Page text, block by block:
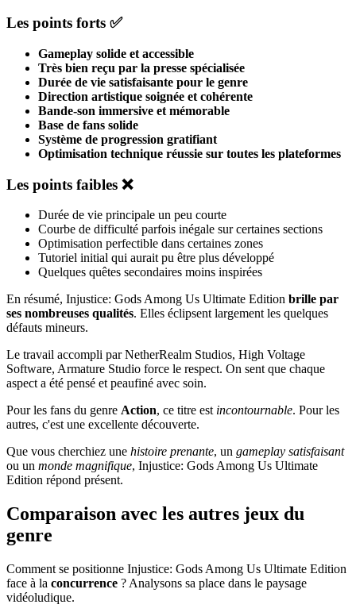
Les points forts ✅
Gameplay solide et accessible
Très bien reçu par la presse spécialisée
Durée de vie satisfaisante pour le genre
Direction artistique soignée et cohérente
Bande-son immersive et mémorable
Base de fans solide
Système de progression gratifiant
Optimisation technique réussie sur toutes les plateformes
Les points faibles ❌
Durée de vie principale un peu courte
Courbe de difficulté parfois inégale sur certaines sections
Optimisation perfectible dans certaines zones
Tutoriel initial qui aurait pu être plus développé
Quelques quêtes secondaires moins inspirées
En résumé, Injustice: Gods Among Us Ultimate Edition brille par
ses nombreuses qualités. Elles éclipsent largement les quelques
défauts mineurs.
Le travail accompli par NetherRealm Studios, High Voltage
Software, Armature Studio force le respect. On sent que chaque
aspect a été pensé et peaufiné avec soin.
Pour les fans du genre Action, ce titre est incontournable. Pour les
autres, c'est une excellente découverte.
Que vous cherchiez une histoire prenante, un gameplay satisfaisant
ou un monde magnifique, Injustice: Gods Among Us Ultimate
Edition répond présent.
Comparaison avec les autres jeux du
genre
Comment se positionne Injustice: Gods Among Us Ultimate Edition
face à la concurrence ? Analysons sa place dans le paysage
vidéoludique.